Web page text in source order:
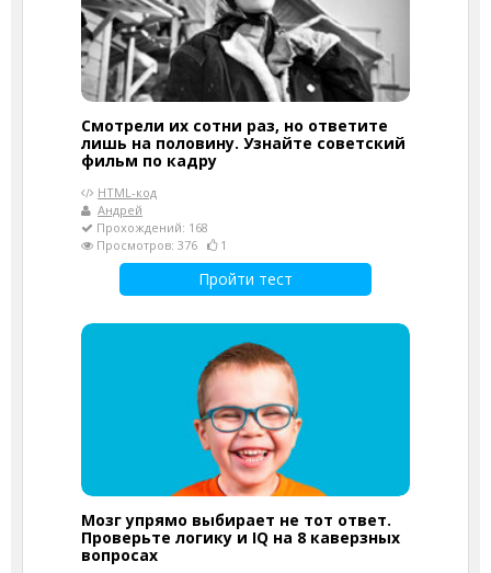
Смотрели их сотни раз, но ответите
лишь на половину. Узнайте советский
фильм по кадру
HTML-код
Андрей
Прохождений: 168
Просмотров: 376
1
Пройти тест
Мозг упрямо выбирает не тот ответ.
Проверьте логику и IQ на 8 каверзных
вопросах